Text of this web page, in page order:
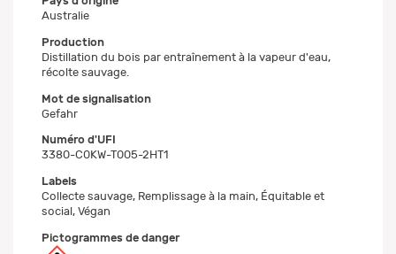
Australie
Production
Distillation du bois par entraînement à la vapeur d'eau,
récolte sauvage.
Mot de signalisation
Gefahr
Numéro d'UFI
3380-C0KW-T005-2HT1
Labels
Collecte sauvage, Remplissage à la main, Équitable et
social, Végan
Pictogrammes de danger